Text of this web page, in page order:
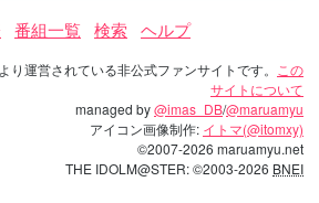
番組一覧 検索 ヘルプ
り運営されている非公式ファンサイトです。
この
サイトについて
managed by@imas_DB/@maruamyu
アイコン画像制作: イトマ(@itomxy)
©2007-2026 maruamyu.net
THE IDOLM@STER: ©2003-2026 BNEI